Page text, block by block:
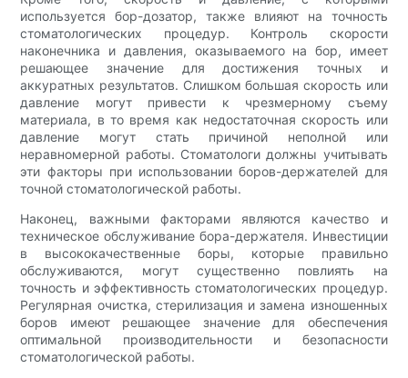
используется бор-дозатор, также влияют на точность
стоматологических процедур. Контроль скорости
наконечника и давления, оказываемого на бор, имеет
решающее значение для достижения точных и
аккуратных результатов. Слишком большая скорость или
давление могут привести к чрезмерному съему
материала, в то время как недостаточная скорость или
давление могут стать причиной неполной или
неравномерной работы. Стоматологи должны учитывать
эти факторы при использовании боров-держателей для
точной стоматологической работы.
Наконец, важными факторами являются качество и
техническое обслуживание бора-держателя. Инвестиции
в высококачественные боры, которые правильно
обслуживаются, могут существенно повлиять на
точность и эффективность стоматологических процедур.
Регулярная очистка, стерилизация и замена изношенных
боров имеют решающее значение для обеспечения
оптимальной производительности и безопасности
стоматологической работы.